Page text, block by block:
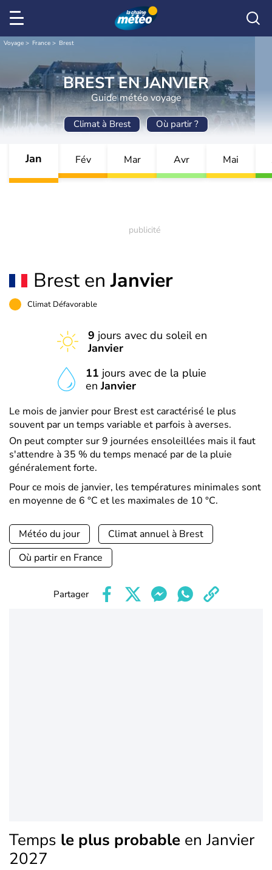
Voyage France Brest
BREST EN JANVIER
Guide météo voyage
Climat à Brest Où partir ?
Jan Fév Mar Avr Mai
Brest enJanvier
Climat Défavorable
9 jours avec du soleil en
Janvier
11 jours avec de la pluie
enJanvier
Le mois de janvier pour Brest est caractérisé le plus
souvent par un temps variable et parfois à averses.
On peut compter sur 9 journées ensoleillées mais il faut
s'attendre à 35 % du temps menacé par de la pluie
généralement forte.
Pour ce mois de janvier, les températures minimales sont
en moyenne de 6 °C et les maximales de 10 °C.
Météo du jour
Climat annuel à Brest
Où partir en France
Partager
Temps le plus probable en Janvier
2027